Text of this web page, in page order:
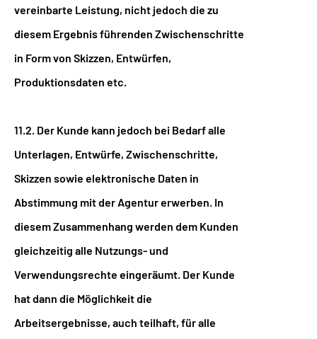
vereinbarte Leistung, nicht jedoch die zu
diesem Ergebnis führenden Zwischenschritte
in Form von Skizzen, Entwürfen,
Produktionsdaten etc.
11.2. Der Kunde kann jedoch bei Bedarf alle
Unterlagen, Entwürfe, Zwischenschritte,
Skizzen sowie elektronische Daten in
Abstimmung mit der Agentur erwerben. In
diesem Zusammenhang werden dem Kunden
gleichzeitig alle Nutzungs- und
Verwendungsrechte eingeräumt. Der Kunde
hat dann die Möglichkeit die
Arbeitsergebnisse, auch teilhaft, für alle